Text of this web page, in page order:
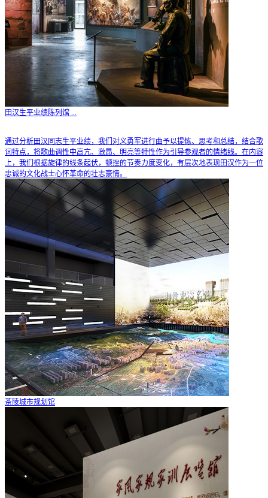
田汉生平业绩陈列馆 ...
通过分析田汉同志生平业绩，我们对义勇军进行曲予以提炼、思考和总结，结合歌
词特点，将歌曲调性中高亢、激昂、明亮等特性作为引导参观者的情绪线。在内容
上，我们根据旋律的线条起伏，顿挫的节奏力度变化，有层次地表现田汉作为一位
忠诚的文化战士心怀革命的壮志豪情。
茶陵城市规划馆